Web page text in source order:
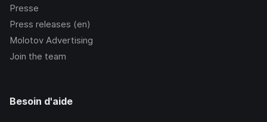
Presse
Press releases (en)
Molotov Advertising
Join the team
Besoin d'aide